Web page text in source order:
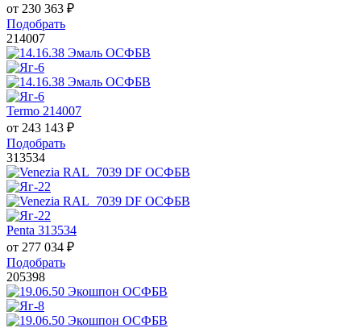
от 230 363 ₽
Подобрать
214007
Termo 214007
от 243 143 ₽
Подобрать
313534
Penta 313534
от 277 034 ₽
Подобрать
205398